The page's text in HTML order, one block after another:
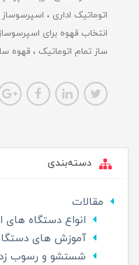
اتوماتیک اداری
اسپرسوساز
انتخاب قهوه برای اسپرسوساز
ساز تمام اتوماتیک
قهوه
دسته‌بندی
مقالات
انواع دستگاه های
آموزش های
شستشو و رسوب